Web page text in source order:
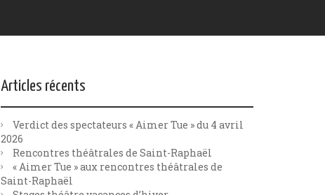
Articles récents
Verdict des spectateurs « Aimer Tue » du 4 avril
2026
Rencontres théâtrales de Saint-Raphaël
« Aimer Tue » aux rencontres théâtrales de
Saint-Raphaël